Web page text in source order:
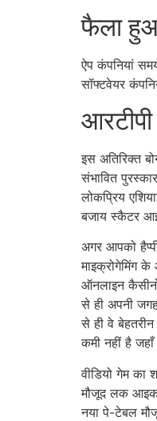
फैला
ऐप कंपनियां
सॉफ्टवेयर
इस अतिरिक्त
संभावित
लोकप्रिय
बजाय स्कैटर
अगर आपको
माइक्रोगेमिंग
ऑनलाइन
से ही अपनी
से ही वे
कमी नहीं है
वीडियो गेम का
मौजूद लक
नया पे-टेबल